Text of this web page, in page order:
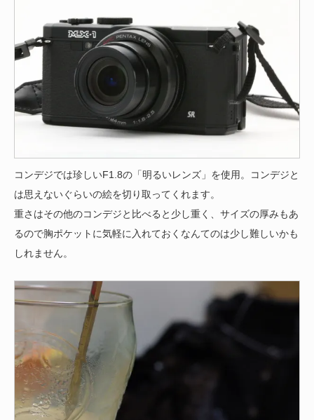
コンデジでは珍しいF1.8の「明るいレンズ」を使用。コンデジと
は思えないぐらいの絵を切り取ってくれます。
重さはその他のコンデジと比べると少し重く、サイズの厚みもあ
るので胸ポケットに気軽に入れておくなんてのは少し難しいかも
しれません。